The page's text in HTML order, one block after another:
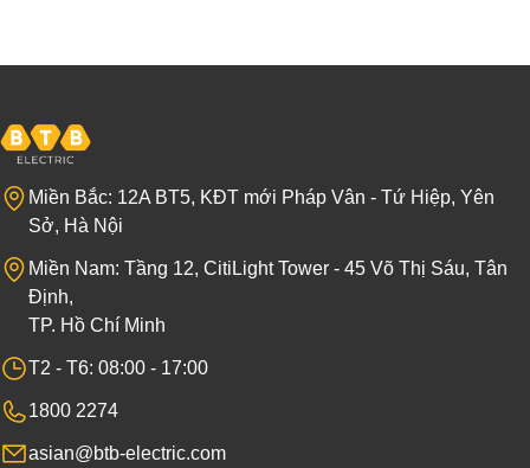
Miền Bắc: 12A BT5, KĐT mới Pháp Vân - Tứ Hiệp, Yên
Sở, Hà Nội
Miền Nam: Tầng 12, CitiLight Tower - 45 Võ Thị Sáu, Tân
Định,
TP. Hồ Chí Minh
T2 - T6: 08:00 - 17:00
1800 2274
asian@btb-electric.com